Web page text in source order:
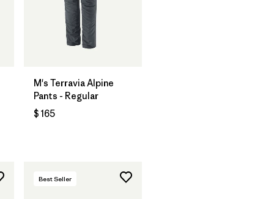
M's Terravia Alpine
Pants - Regular
$ 165
Best Seller